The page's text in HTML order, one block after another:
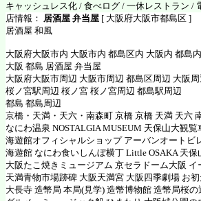
キャッシュレス化 / 食べログ / 一休レストラン /
店情報： 居酒屋 弁当屋 [ 大阪府大阪市都島区 ]
居酒屋 和風
大阪府大阪市内 大阪市内 都島区内 大阪内 都島内
大阪 都島 居酒屋 弁当屋
大阪府大阪市周辺 大阪市周辺 都島区周辺 大阪
桜ノ宮駅周辺 桜ノ宮 桜ノ宮周辺 都島駅周辺
都島 都島周辺
京橋・天満・天六・南森町 京橋 京橋 天満 天六
なにわ温泉 NOSTALGIA MUSEUM 天保山大観
海遊館オフィシャルショップ アーバンオート
海遊館 なにわ食いしんぼ横丁 Little OSAKA 天保
大阪たこ焼きミュージアム 京セラドーム大阪
天満青物市場跡碑 大阪天満宮 大阪四季劇場 お
大長寺 造幣局 本局(見学) 造幣博物館 造幣局桜の